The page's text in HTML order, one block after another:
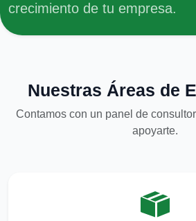
crecimiento de tu empresa.
Nuestras Áreas de
Contamos con un panel de
apoyarte.